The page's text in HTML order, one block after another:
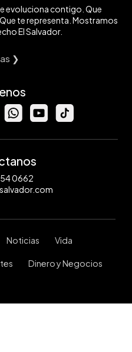
evoluciona contigo. Que
te representa. Mostramos
El Salvador.
❯
0662
Noticias Vida
Dinero y Negocios